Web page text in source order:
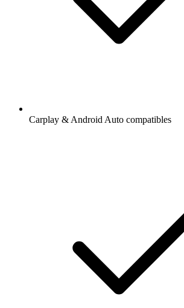
Carplay & Android Auto compatibles